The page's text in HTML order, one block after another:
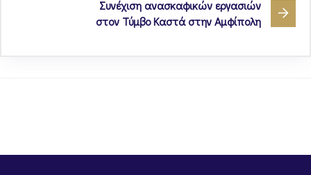
Συνέχιση ανασκαφικών εργασιών
στον Τύμβο Καστά στην Αμφίπολη